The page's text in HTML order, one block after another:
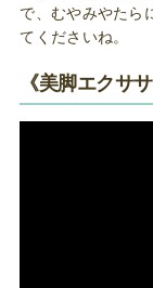
で、むやみやたら
てくださいね。
《美脚エクサ